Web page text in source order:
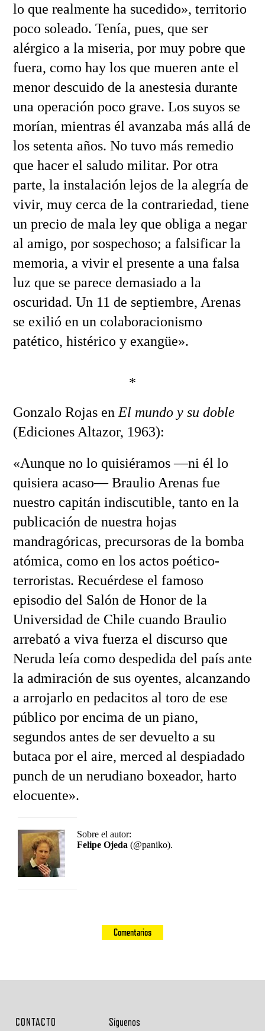
lo que realmente ha sucedido», territorio
poco soleado. Tenía, pues, que ser
alérgico a la miseria, por muy pobre que
fuera, como hay los que mueren ante el
menor descuido de la anestesia durante
una operación poco grave. Los suyos se
morían, mientras él avanzaba más allá de
los setenta años. No tuvo más remedio
que hacer el saludo militar. Por otra
parte, la instalación lejos de la alegría de
vivir, muy cerca de la contrariedad, tiene
un precio de mala ley que obliga a negar
al amigo, por sospechoso; a falsificar la
memoria, a vivir el presente a una falsa
luz que se parece demasiado a la
oscuridad. Un 11 de septiembre, Arenas
se exilió en un colaboracionismo
patético, histérico y exangüe».
*
Gonzalo Rojas en El mundo y su doble
(Ediciones Altazor, 1963):
«Aunque no lo quisiéramos —ni él lo
quisiera acaso— Braulio Arenas fue
nuestro capitán indiscutible, tanto en la
publicación de nuestra hojas
mandragóricas, precursoras de la bomba
atómica, como en los actos poético-
terroristas. Recuérdese el famoso
episodio del Salón de Honor de la
Universidad de Chile cuando Braulio
arrebató a viva fuerza el discurso que
Neruda leía como despedida del país ante
la admiración de sus oyentes, alcanzando
a arrojarlo en pedacitos al toro de ese
público por encima de un piano,
segundos antes de ser devuelto a su
butaca por el aire, merced al despiadado
punch de un nerudiano boxeador, harto
elocuente».
Sobre el autor:
Felipe Ojeda (@paniko).
Comentarios
CONTACTO Síguenos